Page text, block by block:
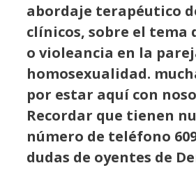
abordaje terapéutico
clínicos, sobre el
o violeancia en la
homosexualidad.
por estar aquí con
Recordar que tienen
número de teléfono
dudas de oyentes de